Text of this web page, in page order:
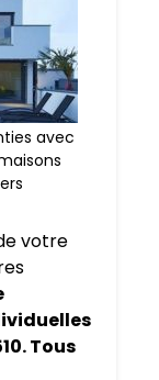
avec
votre
Tous